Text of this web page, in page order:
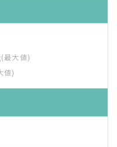
最大値)
値)